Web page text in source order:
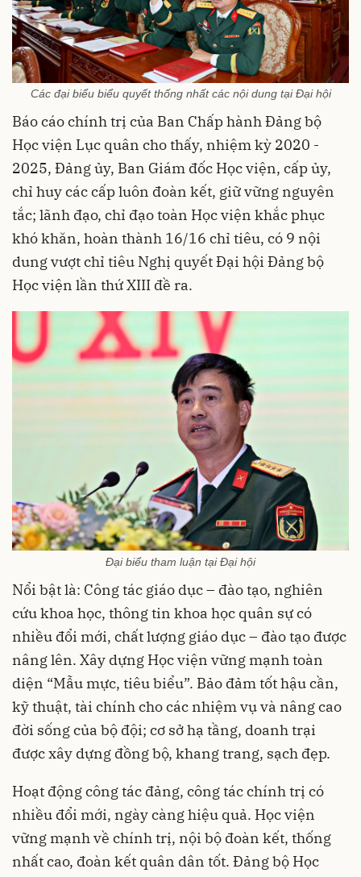
Các đại biểu biểu quyết thống nhất các nội dung tại Đại hội
Báo cáo chính trị của Ban Chấp hành Đảng bộ
Học viện Lục quân cho thấy, nhiệm kỳ 2020 -
2025, Đảng ủy, Ban Giám đốc Học viện, cấp ủy,
chỉ huy các cấp luôn đoàn kết, giữ vững nguyên
tắc; lãnh đạo, chỉ đạo toàn Học viện khắc phục
khó khăn, hoàn thành 16/16 chỉ tiêu, có 9 nội
dung vượt chỉ tiêu Nghị quyết Đại hội Đảng bộ
Học viện lần thứ XIII đề ra.
Đại biểu tham luận tại Đại hội
Nổi bật là: Công tác giáo dục – đào tạo, nghiên
cứu khoa học, thông tin khoa học quân sự có
nhiều đổi mới, chất lượng giáo dục – đào tạo được
nâng lên. Xây dựng Học viện vững mạnh toàn
diện “Mẫu mực, tiêu biểu”. Bảo đảm tốt hậu cần,
kỹ thuật, tài chính cho các nhiệm vụ và nâng cao
đời sống của bộ đội; cơ sở hạ tầng, doanh trại
được xây dựng đồng bộ, khang trang, sạch đẹp.
Hoạt động công tác đảng, công tác chính trị có
nhiều đổi mới, ngày càng hiệu quả. Học viện
vững mạnh về chính trị, nội bộ đoàn kết, thống
nhất cao, đoàn kết quân dân tốt. Đảng bộ Học